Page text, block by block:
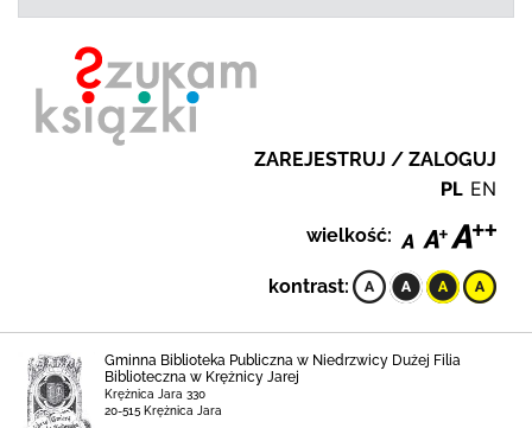
ZAREJESTRUJ / ZALOGUJ
PL EN
wielkość:
kontrast:
Gminna Biblioteka Publiczna w Niedrzwicy Dużej Filia
Biblioteczna w Krężnicy Jarej
Krężnica Jara 330
20-515 Krężnica Jara